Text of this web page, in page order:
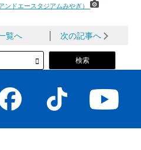
ンドエースタジアムみやぎ）
覧へ 次の記事へ